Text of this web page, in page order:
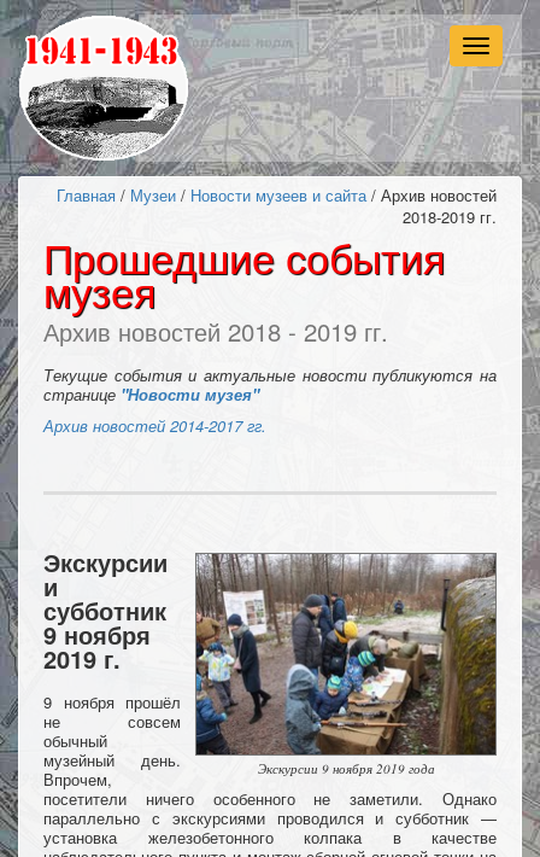
Главная / Музеи / Новости музеев и сайта/ Архив новостей
2018-2019 гг.
Прошедшие события
музея
Архив новостей 2018 - 2019 гг.
Текущие события и актуальные новости публикуются на
странице "Новости музея"
Архив новостей 2014-2017 гг.
Экскурсии 9 ноября 2019 года
Экскурсии
и
субботник
9 ноября
2019 г.
9 ноября прошёл
не совсем
обычный
музейный день.
Впрочем,
посетители ничего особенного не заметили. Однако
параллельно с экскурсиями проводился и субботник —
установка железобетонного колпака в качестве